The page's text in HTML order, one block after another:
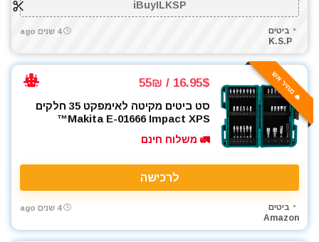
iBuyILKSP
ביטים
K.S.P
4 שנים ago
🔥 מחיר אש 16.95$ / 55₪
סט ביטים מקיטה לאימפקט 35 חלקים
Makita E-01666 Impact XPS™
🚛 משלוח חינם
לרכישה
ביטים
Amazon
4 שנים ago